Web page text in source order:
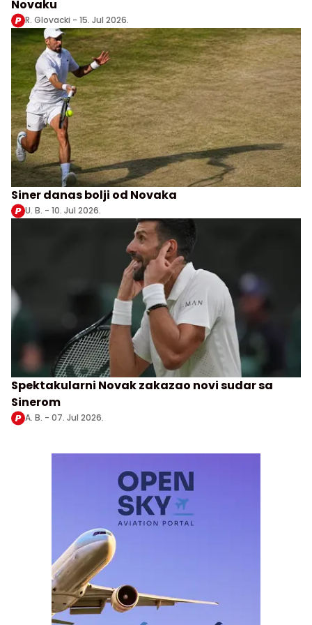
Novaku
R. Glovacki - 15. Jul 2026.
Siner danas bolji od Novaka
U. B. - 10. Jul 2026.
Spektakularni Novak zakazao novi sudar sa
Sinerom
A. B. - 07. Jul 2026.